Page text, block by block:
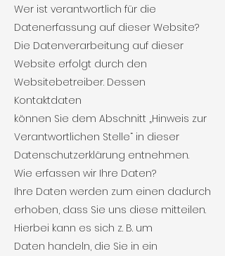
Wer ist verantwortlich für die
Datenerfassung auf dieser Website?
Die Datenverarbeitung auf dieser
Website erfolgt durch den
Websitebetreiber. Dessen
Kontaktdaten
können Sie dem Abschnitt „Hinweis zur
Verantwortlichen Stelle“ in dieser
Datenschutzerklärung entnehmen.
Wie erfassen wir Ihre Daten?
Ihre Daten werden zum einen dadurch
erhoben, dass Sie uns diese mitteilen.
Hierbei kann es sich z. B. um
Daten handeln, die Sie in ein